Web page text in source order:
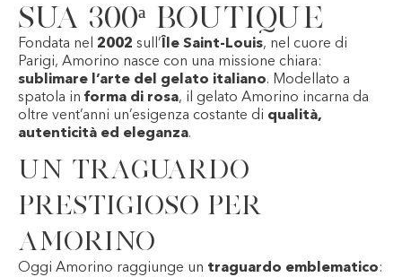
sua 300ª boutique
Fondata nel 2002 sull’Île Saint-Louis, nel cuore di
Parigi, Amorino nasce con una missione chiara:
sublimare l’arte del gelato italiano. Modellato a
spatola in forma di rosa, il gelato Amorino incarna da
oltre vent’anni un’esigenza costante di qualità,
autenticità ed eleganza.
Un traguardo
prestigioso per
Amorino
Oggi Amorino raggiunge un traguardo emblematico: